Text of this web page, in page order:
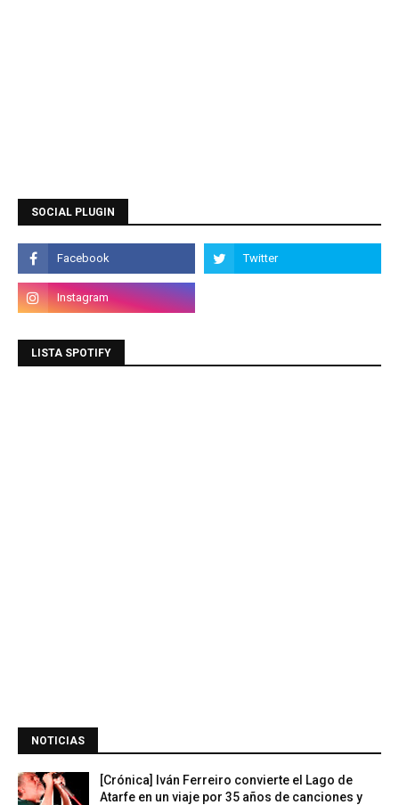
SOCIAL PLUGIN
LISTA SPOTIFY
NOTICIAS
[Crónica] Iván Ferreiro convierte el Lago de
Atarfe en un viaje por 35 años de canciones y